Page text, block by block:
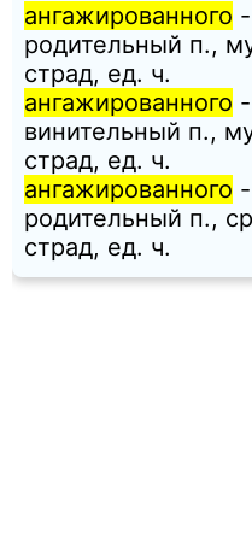
ангажированного
родительный п.,
страд, ед. ч.
ангажированного
винительный п.,
страд, ед. ч.
ангажированного
родительный п.,
страд, ед. ч.